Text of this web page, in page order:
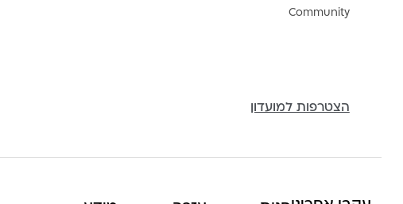
Community
הצטרפות למועדון